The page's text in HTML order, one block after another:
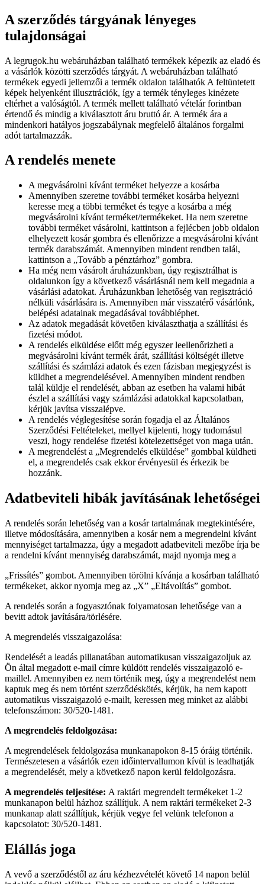
A szerződés tárgyának lényeges
tulajdonságai
A legrugok.hu webáruházban található termékek képezik az eladó és
a vásárlók közötti szerződés tárgyát. A webáruházban található
termékek egyedi jellemzői a termék oldalon találhatók A feltüntetett
képek helyenként illusztrációk, így a termék tényleges kinézete
eltérhet a valóságtól. A termék mellett található vételár forintban
értendő és mindig a kiválasztott áru bruttó ár. A termék ára a
mindenkori hatályos jogszabálynak megfelelő általános forgalmi
adót tartalmazzák.
A rendelés menete
A megvásárolni kívánt terméket helyezze a kosárba
Amennyiben szeretne további terméket kosárba helyezni
keresse meg a többi terméket és tegye a kosárba a még
megvásárolni kívánt terméket/termékeket. Ha nem szeretne
további terméket vásárolni, kattintson a fejlécben jobb oldalon
elhelyezett kosár gombra és ellenőrizze a megvásárolni kívánt
termék darabszámát. Amennyiben mindent rendben talál,
kattintson a „Tovább a pénztárhoz” gombra.
Ha még nem vásárolt áruházunkban, úgy regisztrálhat is
oldalunkon így a következő vásárlásnál nem kell megadnia a
vásárlási adatokat. Áruházunkban lehetőség van regisztráció
nélküli vásárlására is. Amennyiben már visszatérő vásárlónk,
belépési adatainak megadásával továbbléphet.
Az adatok megadását követően kiválaszthatja a szállítási és
fizetési módot.
A rendelés elküldése előtt még egyszer leellenőrizheti a
megvásárolni kívánt termék árát, szállítási költségét illetve
szállítási és számlázi adatok és ezen fázisban megjegyzést is
küldhet a megrendelésével. Amennyiben mindent rendben
talál küldje el rendelését, abban az esetben ha valami hibát
észlel a szállítási vagy számlázási adatokkal kapcsolatban,
kérjük javítsa visszalépve.
A rendelés véglegesítése során fogadja el az Általános
Szerződési Feltételeket, mellyel kijelenti, hogy tudomásul
veszi, hogy rendelése fizetési kötelezettséget von maga után.
A megrendelést a „Megrendelés elküldése” gombbal küldheti
el, a megrendelés csak ekkor érvényesül és érkezik be
hozzánk.
Adatbeviteli hibák javításának lehetőségei
A rendelés során lehetőség van a kosár tartalmának megtekintésére,
illetve módosítására, amennyiben a kosár nem a megrendelni kívánt
mennyiséget tartalmazza, úgy a megadott adatbeviteli mezőbe írja be
a rendelni kívánt mennyiség darabszámát, majd nyomja meg a
„Frissítés” gombot. Amennyiben törölni kívánja a kosárban található
termékeket, akkor nyomja meg az „X” „Eltávolítás” gombot.
A rendelés során a fogyasztónak folyamatosan lehetősége van a
bevitt adtok javítására/törlésére.
A megrendelés visszaigazolása:
Rendelését a leadás pillanatában automatikusan visszaigazoljuk az
Ön által megadott e-mail címre küldött rendelés visszaigazoló e-
maillel. Amennyiben ez nem történik meg, úgy a megrendelést nem
kaptuk meg és nem történt szerződéskötés, kérjük, ha nem kapott
automatikus visszaigazoló e-mailt, keressen meg minket az alábbi
telefonszámon: 30/520-1481.
A megrendelés feldolgozása:
A megrendelések feldolgozása munkanapokon 8-15 óráig történik.
Természetesen a vásárlók ezen időintervallumon kívül is leadhatják
a megrendelését, mely a következő napon kerül feldolgozásra.
A megrendelés teljesítése: A raktári megrendelt termékeket 1-2
munkanapon belül házhoz szállítjuk. A nem raktári termékeket 2-3
munkanap alatt szállítjuk, kérjük vegye fel velünk telefonon a
kapcsolatot: 30/520-1481.
Elállás joga
A vevő a szerződéstől az áru kézhezvételét követő 14 napon belül